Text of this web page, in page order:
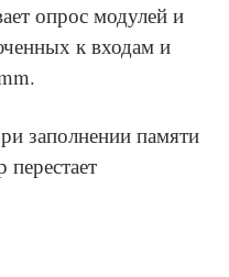
опрос модулей и
к входам и
заполнении памяти